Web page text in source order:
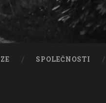
SPOLEČNOSTI